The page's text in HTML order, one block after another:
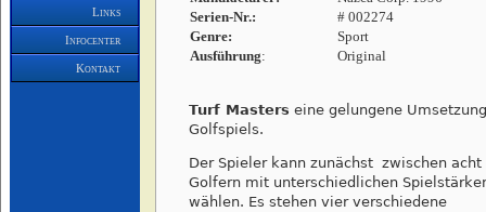
Links
Infocenter
Kontakt
Serien-Nr.:
# 002274
Genre:
Sport
Ausführung: Original
Turf Masters eine gelungene
Golfspiels.
Der Spieler kann zunächst zwischen acht
Golfern mit unterschiedlichen
wählen. Es stehen vier verschiedene